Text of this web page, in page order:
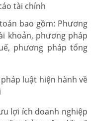
tài chính
bao gồm: Phương
khoản, phương pháp
phương pháp tổng
luật hiện hành về
lợi ích doanh nghiệp